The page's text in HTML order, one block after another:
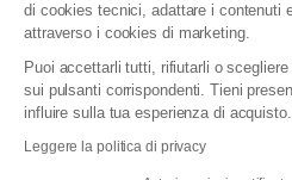
di cookies tecnici, adattare i contenuti
attraverso i cookies di marketing.
Puoi accettarli tutti, rifiutarli o
sui pulsanti corrispondenti. Tieni
influire sulla tua esperienza di acquisto.
Leggere la politica di privacy
Condizioni
Politica di gestione dei dati
Condizioni generali di vendita
Dichiarazione di